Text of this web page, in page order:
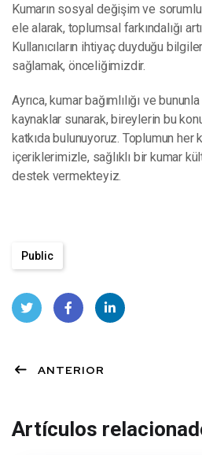
Kumarın sosyal değişim ve
ele alarak, toplumsal farkındalığı
Kullanıcıların ihtiyaç duyduğu
sağlamak, önceliğimizdir.
Ayrıca, kumar bağımlılığı ve
kaynaklar sunarak, bireylerin bu
katkıda bulunuyoruz. Toplumun
içeriklerimizle, sağlıklı bir kumar
destek vermekteyiz.
Public
ter
book
dIn
ANTERIOR
Artículos